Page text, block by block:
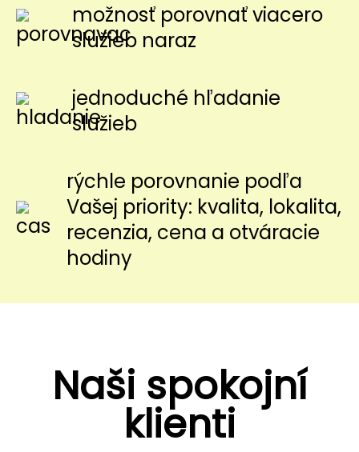
možnosť porovnať viacero
služieb naraz
jednoduché hľadanie
služieb
rýchle porovnanie podľa
Vašej priority: kvalita, lokalita,
recenzia, cena a otváracie
hodiny
Naši spokojní
klienti